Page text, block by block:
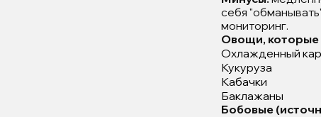
себя
мониторинг.
Овощи, которые
Охлажденный
Кукуруза
Кабачки
Баклажаны
Бобовые